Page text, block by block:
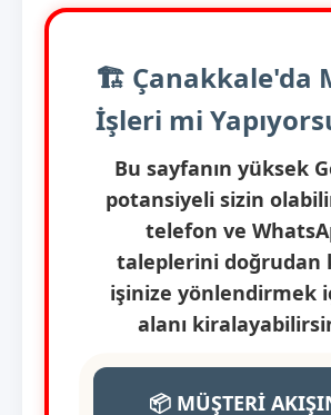
🏗️ Çanakkale'da
İşleri mi
Bu sayfanın yüksek
potansiyeli sizin
telefon ve
taleplerini doğrudan
işinize yönlendirmek
alanı
📦 MÜŞTERİ